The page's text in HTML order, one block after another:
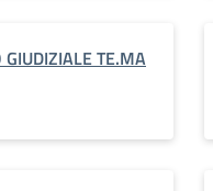
GIUDIZIALE TE.MA